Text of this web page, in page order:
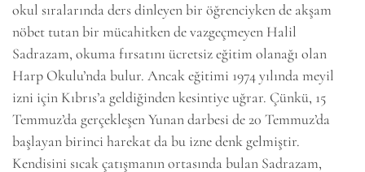
okul sıralarında ders dinleyen bir öğrenciyken de akşam
nöbet tutan bir mücahitken de vazgeçmeyen Halil
Sadrazam, okuma fırsatını ücretsiz eğitim olanağı olan
Harp Okulu’nda bulur. Ancak eğitimi 1974 yılında meyil
izni için Kıbrıs’a geldiğinden kesintiye uğrar. Çünkü, 15
Temmuz’da gerçekleşen Yunan darbesi de 20 Temmuz’da
başlayan birinci harekat da bu izne denk gelmiştir.
Kendisini sıcak çatışmanın ortasında bulan Sadrazam,